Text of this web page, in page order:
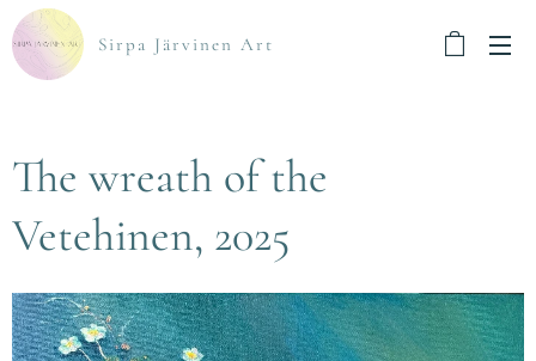
Sirpa Järvinen Art
The wreath of the
Vetehinen, 2025